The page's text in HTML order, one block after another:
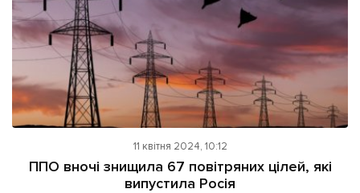
Погляди
Ініціативи
Лонгріди
Зв'язатися з нами
Реклама на сайті
Політика конфіденційності
11 квітня 2024, 10:12
ППО вночі знищила 67 повітряних цілей, які
випустила Росія